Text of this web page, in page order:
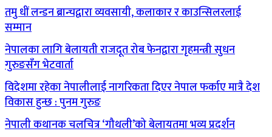
तमु धीं लन्डन ब्रान्चद्वारा व्यवसायी, कलाकार र काउन्सिलरलाई
सम्मान
नेपालका लागि बेलायती राजदूत रोब फेनद्वारा गृहमन्त्री सुधन
गुरुङसँग भेटवार्ता
विदेशमा रहेका नेपालीलाई नागरिकता दिएर नेपाल फर्काए मात्रै देश
विकास हुन्छ : पुनम गुरुङ
नेपाली कथानक चलचित्र ‘गौथली’को बेलायतमा भव्य प्रदर्शन